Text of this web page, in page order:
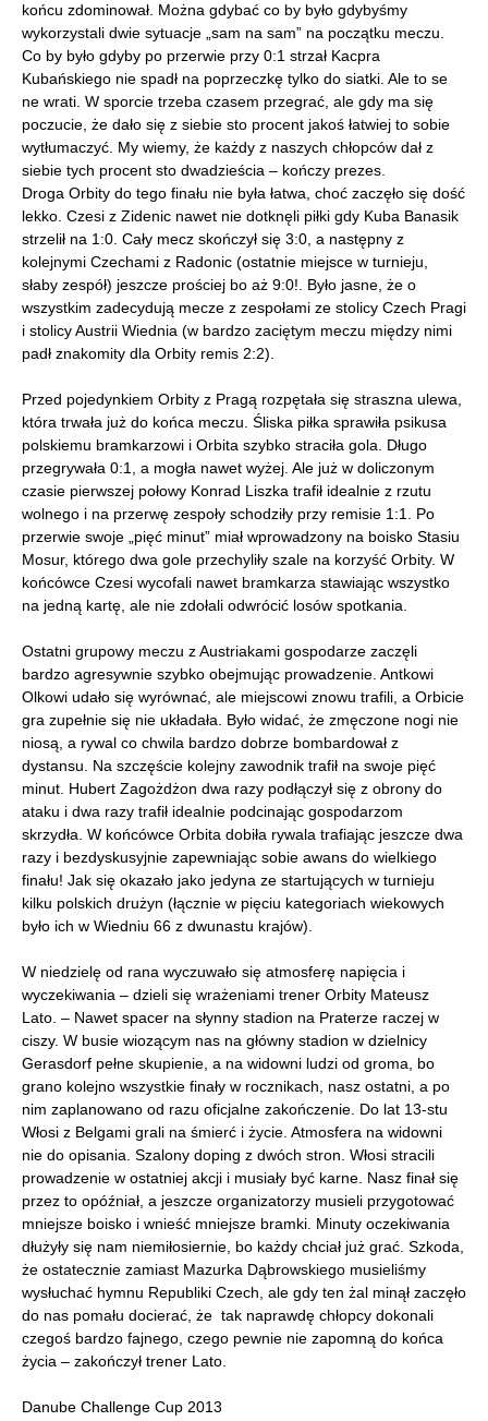
końcu zdominował. Można gdybać co by było gdybyśmy
wykorzystali dwie sytuacje „sam na sam” na początku meczu.
Co by było gdyby po przerwie przy 0:1 strzał Kacpra
Kubańskiego nie spadł na poprzeczkę tylko do siatki. Ale to se
ne wrati. W sporcie trzeba czasem przegrać, ale gdy ma się
poczucie, że dało się z siebie sto procent jakoś łatwiej to sobie
wytłumaczyć. My wiemy, że każdy z naszych chłopców dał z
siebie tych procent sto dwadzieścia – kończy prezes.
Droga Orbity do tego finału nie była łatwa, choć zaczęło się dość
lekko. Czesi z Zidenic nawet nie dotknęli piłki gdy Kuba Banasik
strzelił na 1:0. Cały mecz skończył się 3:0, a następny z
kolejnymi Czechami z Radonic (ostatnie miejsce w turnieju,
słaby zespół) jeszcze prościej bo aż 9:0!. Było jasne, że o
wszystkim zadecydują mecze z zespołami ze stolicy Czech Pragi
i stolicy Austrii Wiednia (w bardzo zaciętym meczu między nimi
padł znakomity dla Orbity remis 2:2).
Przed pojedynkiem Orbity z Pragą rozpętała się straszna ulewa,
która trwała już do końca meczu. Śliska piłka sprawiła psikusa
polskiemu bramkarzowi i Orbita szybko straciła gola. Długo
przegrywała 0:1, a mogła nawet wyżej. Ale już w doliczonym
czasie pierwszej połowy Konrad Liszka trafił idealnie z rzutu
wolnego i na przerwę zespoły schodziły przy remisie 1:1. Po
przerwie swoje „pięć minut” miał wprowadzony na boisko Stasiu
Mosur, którego dwa gole przechyliły szale na korzyść Orbity. W
końcówce Czesi wycofali nawet bramkarza stawiając wszystko
na jedną kartę, ale nie zdołali odwrócić losów spotkania.
Ostatni grupowy meczu z Austriakami gospodarze zaczęli
bardzo agresywnie szybko obejmując prowadzenie. Antkowi
Olkowi udało się wyrównać, ale miejscowi znowu trafili, a Orbicie
gra zupełnie się nie układała. Było widać, że zmęczone nogi nie
niosą, a rywal co chwila bardzo dobrze bombardował z
dystansu. Na szczęście kolejny zawodnik trafił na swoje pięć
minut. Hubert Zagożdżon dwa razy podłączył się z obrony do
ataku i dwa razy trafił idealnie podcinając gospodarzom
skrzydła. W końcówce Orbita dobiła rywala trafiając jeszcze dwa
razy i bezdyskusyjnie zapewniając sobie awans do wielkiego
finału! Jak się okazało jako jedyna ze startujących w turnieju
kilku polskich drużyn (łącznie w pięciu kategoriach wiekowych
było ich w Wiedniu 66 z dwunastu krajów).
W niedzielę od rana wyczuwało się atmosferę napięcia i
wyczekiwania – dzieli się wrażeniami trener Orbity Mateusz
Lato. – Nawet spacer na słynny stadion na Praterze raczej w
ciszy. W busie wiozącym nas na główny stadion w dzielnicy
Gerasdorf pełne skupienie, a na widowni ludzi od groma, bo
grano kolejno wszystkie finały w rocznikach, nasz ostatni, a po
nim zaplanowano od razu oficjalne zakończenie. Do lat 13-stu
Włosi z Belgami grali na śmierć i życie. Atmosfera na widowni
nie do opisania. Szalony doping z dwóch stron. Włosi stracili
prowadzenie w ostatniej akcji i musiały być karne. Nasz finał się
przez to opóźniał, a jeszcze organizatorzy musieli przygotować
mniejsze boisko i wnieść mniejsze bramki. Minuty oczekiwania
dłużyły się nam niemiłosiernie, bo każdy chciał już grać. Szkoda,
że ostatecznie zamiast Mazurka Dąbrowskiego musieliśmy
wysłuchać hymnu Republiki Czech, ale gdy ten żal minął zaczęło
do nas pomału docierać, że tak naprawdę chłopcy dokonali
czegoś bardzo fajnego, czego pewnie nie zapomną do końca
życia – zakończył trener Lato.
Danube Challenge Cup 2013